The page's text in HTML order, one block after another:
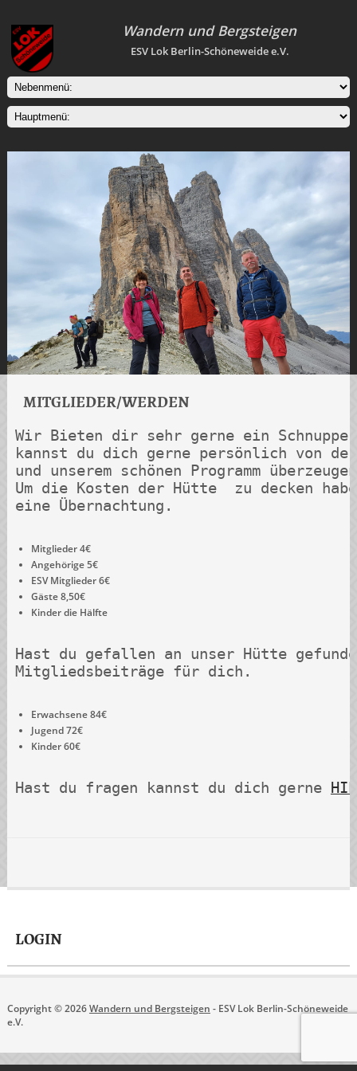
Wandern und Bergsteigen
ESV Lok Berlin-Schöneweide e.V.
MITGLIEDER/WERDEN
Wir Bieten dir sehr gerne ein
kannst du dich gerne persönlich von
und unserem schönen Programm
Um die Kosten der Hütte  zu decken
Mitglieder 4€
Angehörige 5€
ESV Mitglieder 6€
Gäste 8,50€
Kinder die Hälfte
Hast du gefallen an unser Hütte
Mitgliedsbeiträge für dich.
Erwachsene 84€
Jugend 72€
Kinder 60€
Hast du fragen kannst du dich gerne
LOGIN
Copyright © 2026Wandern und Bergsteigen - ESV Lok Berlin-Schöneweide
e.V.